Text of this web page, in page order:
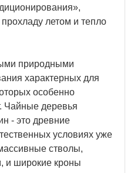
летом и тепло
природными
характерных для
особенно
Чайные деревья
- это древние
условиях уже
стволы,
и широкие кроны